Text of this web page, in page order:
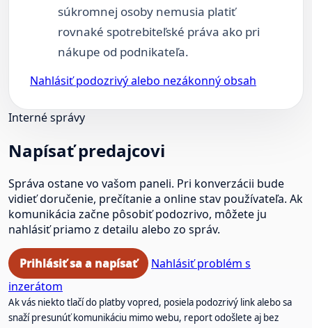
súkromnej osoby nemusia platiť
rovnaké spotrebiteľské práva ako pri
nákupe od podnikateľa.
Nahlásiť podozrivý alebo nezákonný obsah
Interné správy
Napísať predajcovi
Správa ostane vo vašom paneli. Pri konverzácii bude
vidieť doručenie, prečítanie a online stav používateľa. Ak
komunikácia začne pôsobiť podozrivo, môžete ju
nahlásiť priamo z detailu alebo zo správ.
Prihlásiť sa a napísať
Nahlásiť problém s
inzerátom
Ak vás niekto tlačí do platby vopred, posiela podozrivý link alebo sa
snaží presunúť komunikáciu mimo webu, report odošlete aj bez